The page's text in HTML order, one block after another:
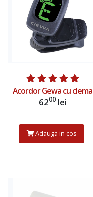
Acordor Gewa cu clema
6200lei
Adauga in cos
Afiseaza produs